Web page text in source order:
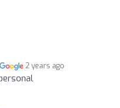
2 years ago